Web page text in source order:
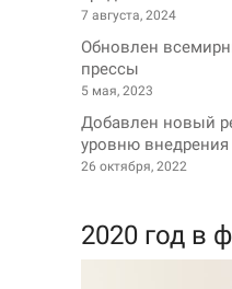
7 августа, 2024
Обновлен
прессы
5 мая, 2023
Добавлен новый
уровню
26 октября, 2022
2020 год в